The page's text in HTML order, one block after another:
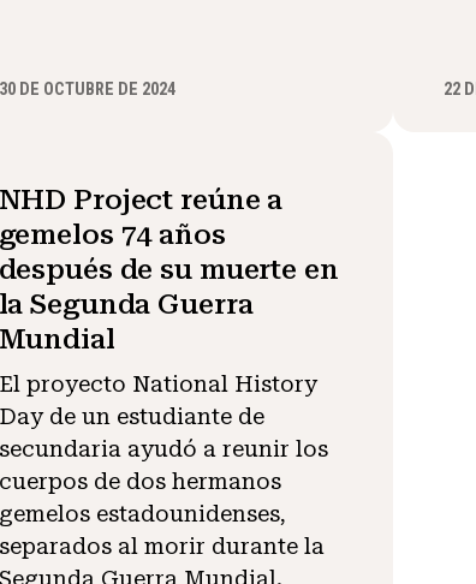
30 DE OCTUBRE DE 2024 22
NHD Project reúne a
gemelos 74 años
después de su muerte en
la Segunda Guerra
Mundial
El proyecto National History
Day de un estudiante de
secundaria ayudó a reunir los
cuerpos de dos hermanos
gemelos estadounidenses,
separados al morir durante la
Segunda Guerra Mundial.